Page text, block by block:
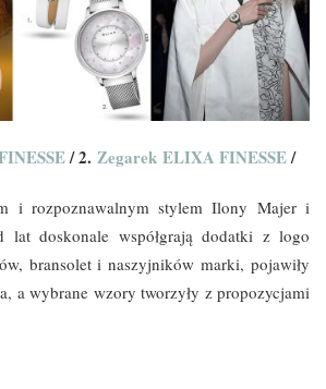
/ 2. Zegarek ELIXA FINESSE/
i rozpoznawalnym stylem Ilony Majer i
lat doskonale współgrają dodatki z logo
bransolet i naszyjników marki, pojawiły
a wybrane wzory tworzyły z propozycjami